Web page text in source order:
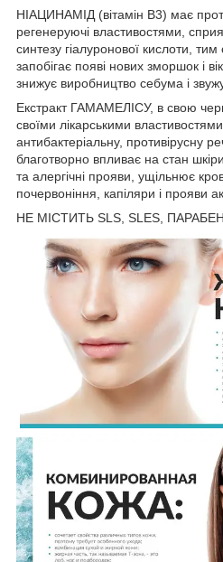
НІАЦИНАМІД (вітамін В3) має
регенеруючі властивостями,
синтезу гіалуронової кислоти,
запобігає появі нових зморшок і
знижує виробництво себума і
Екстракт ГАМАМЕЛІСУ, в свою
своїми лікарськими
антибактеріальну, противірусну
благотворно впливає на стан
та алергічні прояви, ущільнює
почервоніння, капіляри і прояви
НЕ МІСТИТЬ SLS, SLES,